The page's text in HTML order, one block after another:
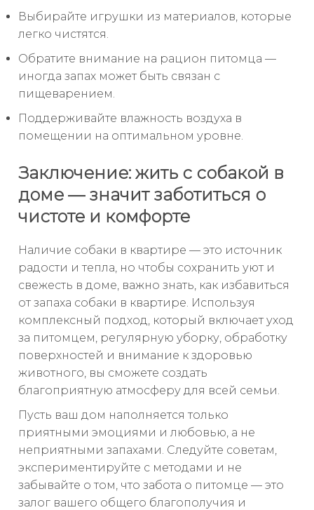
Выбирайте игрушки из материалов, которые
легко чистятся.
Обратите внимание на рацион питомца —
иногда запах может быть связан с
пищеварением.
Поддерживайте влажность воздуха в
помещении на оптимальном уровне.
Заключение: жить с собакой в
доме — значит заботиться о
чистоте и комфорте
Наличие собаки в квартире — это источник
радости и тепла, но чтобы сохранить уют и
свежесть в доме, важно знать, как избавиться
от запаха собаки в квартире. Используя
комплексный подход, который включает уход
за питомцем, регулярную уборку, обработку
поверхностей и внимание к здоровью
животного, вы сможете создать
благоприятную атмосферу для всей семьи.
Пусть ваш дом наполняется только
приятными эмоциями и любовью, а не
неприятными запахами. Следуйте советам,
экспериментируйте с методами и не
забывайте о том, что забота о питомце — это
залог вашего общего благополучия и